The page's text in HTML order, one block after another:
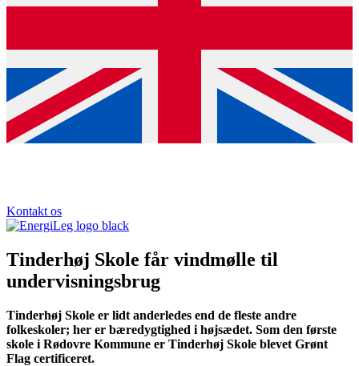
Kontakt os
Tinderhøj Skole får vindmølle til
undervisningsbrug
Tinderhøj Skole er lidt anderledes end de fleste andre
folkeskoler; her er bæredygtighed i højsædet. Som den første
skole i Rødovre Kommune er Tinderhøj Skole blevet Grønt
Flag certificeret.